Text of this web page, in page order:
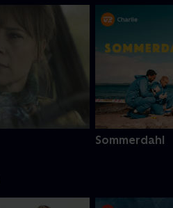
Sommerdahl